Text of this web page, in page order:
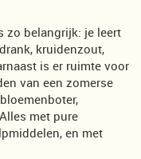
zo belangrijk: je leert
kruidenzout,
is er ruimte voor
van een zomerse
met pure
en met